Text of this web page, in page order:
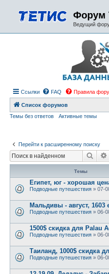
Форум
Ведущий
Ссылки FAQ Правила
Список форумов
Темы без ответов
Активные темы
Перейти к расширенному поиску
Поиск
Темы
Египет, юг - хорошая
Подводные путешествия » 07-
Мальдивы - август, 1603
Подводные путешествия » 06-
1500$ скидка для Palau
Подводные путешествия » 06-
Таиланд, 1000$ скидка
Подводные путешествия » 06-